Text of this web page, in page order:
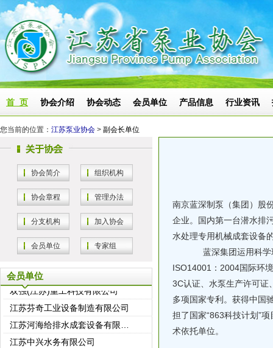
首 页 协会介绍 协会动态 会员单位 产品信息 行业资讯
您当前的位置： 江苏泵业协会 > 副会长单位
协会简介 组织机构
协会章程 管理办法
分支机构 加入协会
会员单位 专家组
会员单位
双强(江苏)重工科技有限公司
江苏芬奇工业设备制造有限公司
江苏河海给排水成套设备有限公司
江苏中兴水务有限公司
南京蓝深制泵（集团）股
企业。国内第一台潜水排
水处理专用机械成套设备
蓝深集团运用科学
ISO14001：2004国际环
3C认证、水泵生产许可证
多项国家专利。获得中国
担了国家“863科技计划”
术依托单位。